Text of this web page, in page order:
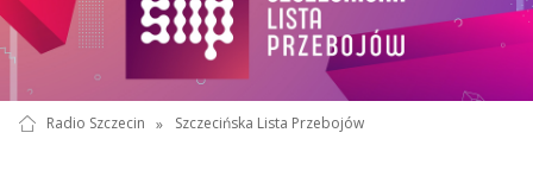
Radio Szczecin » Szczecińska Lista Przebojów